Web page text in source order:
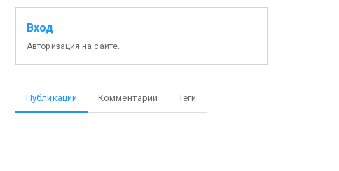
Вход
Авторизация на сайте.
Публикации Комментарии Теги